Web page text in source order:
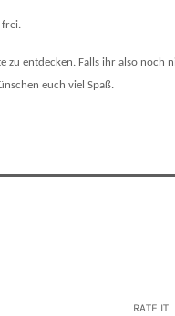
zu entdecken. Falls ihr also noch
euch viel Spaß.
RATE IT